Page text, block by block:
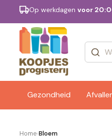
Op werkdagen voor
Gezondheid
Merken
Home›Bloem